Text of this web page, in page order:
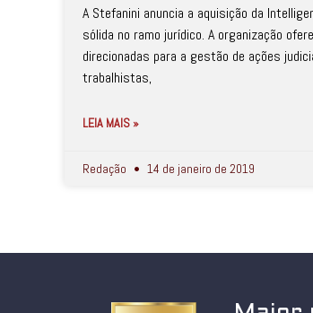
A Stefanini anuncia a aquisição da
sólida no ramo jurídico. A organização
direcionadas para a gestão de ações
trabalhistas,
LEIA MAIS »
Redação 14 de janeiro de 2019